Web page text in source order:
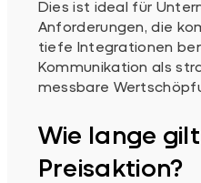
Dies ist ideal für
Anforderungen, die
tiefe Integrationen
Kommunikation als
messbare
Wie lange
Preisaktion?